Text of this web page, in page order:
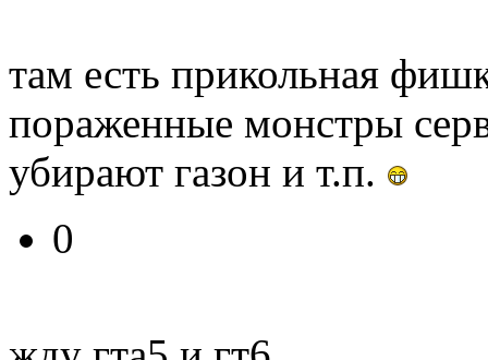
там есть прикольная
пораженные монстры
убирают газон и т.п.
0